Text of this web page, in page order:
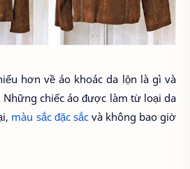
hơn về áo khoác da lộn là gì và
chiếc áo được làm từ loại da
màu sắc đặc sắcvà không bao giờ